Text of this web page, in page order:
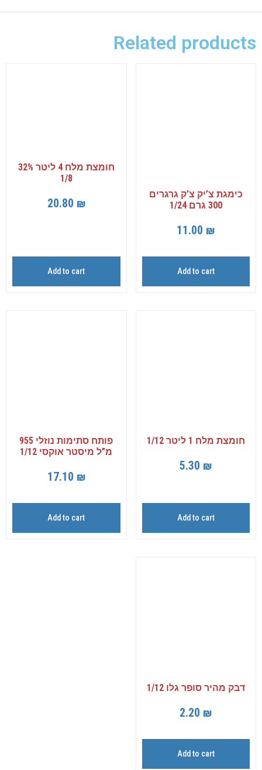
Related products
כימגת צ’יק צ’ק גרגרים
300 גרם 1/24
11.00 ₪
Add to cart
חומצת מלח 4 ליטר 32%
1/8
20.80 ₪
Add to cart
חומצת מלח 1 ליטר 1/12
5.30 ₪
Add to cart
פותח סתימות נוזלי 955
מ”ל מיסטר אוקסי 1/12
17.10 ₪
Add to cart
דבק מהיר סופר גלו 1/12
2.20 ₪
Add to cart